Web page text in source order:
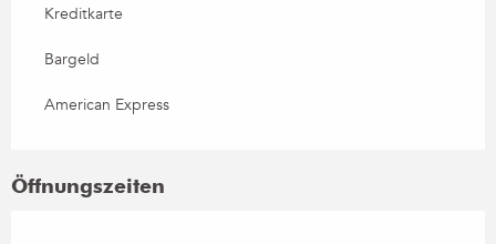
Kreditkarte
Bargeld
American Express
Öffnungszeiten